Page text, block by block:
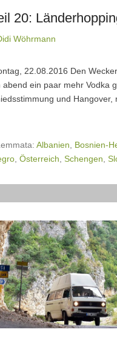
20:
Wöhrmann
22.08.2016 Den
ein paar mehr Vodka
und
Albanien, Bosnien-
, Österreich, Schengen,